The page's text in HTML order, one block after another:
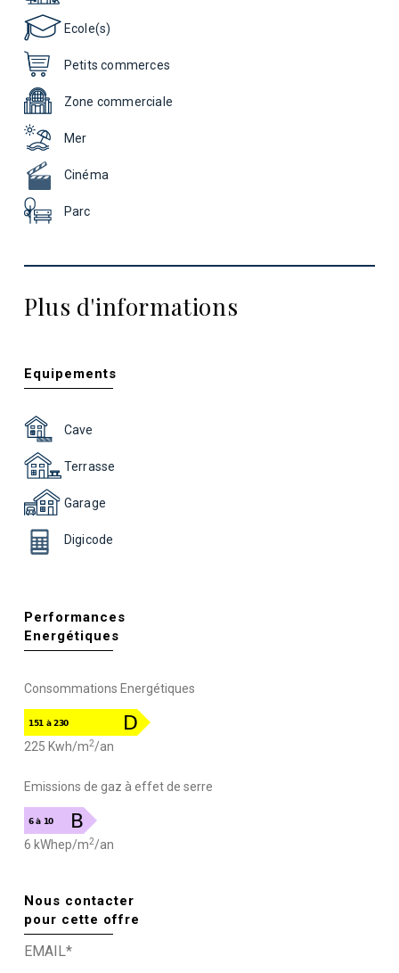
Ecole(s)
Petits commerces
Zone commerciale
Mer
Cinéma
Parc
Plus d'informations
Equipements
Cave
Terrasse
Garage
Digicode
Performances
Energétiques
Consommations Energétiques
225 Kwh/m2/an
Emissions de gaz à effet de serre
6 kWhep/m2/an
Nous contacter
pour cette offre
EMAIL*